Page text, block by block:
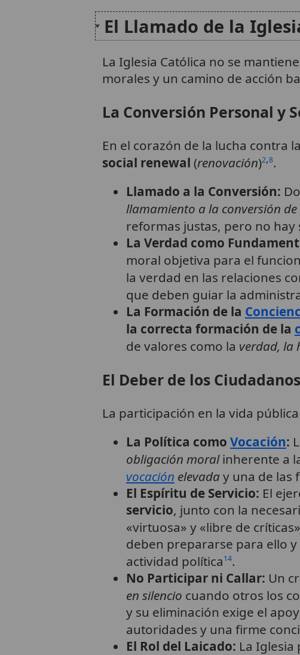
El Llamado de la
La Iglesia Católica no se
morales y un camino de acción
La Conversión Personal y
En el corazón de la lucha contra
social renewal (renovación)2,8.
Llamado a la Conversión:
llamamiento a la conversión de
reformas justas, pero no hay
La Verdad como
moral objetiva para el
la verdad en las relaciones
que deben guiar la
La Formación de la
la correcta formación de la
de valores como la verdad, la
El Deber de los
La participación en la vida
La Política como Vocación:
obligación moralinherente a
vocación elevaday una de las
El Espíritu de Servicio: El
servicio, junto con la
«virtuosa» y «libre de críticas»
deben prepararse para ello y
actividad política14.
No Participar ni Callar: Un
en silencio cuando otros los
y su eliminación exige el
autoridades y una firme
El Rol del Laicado: La